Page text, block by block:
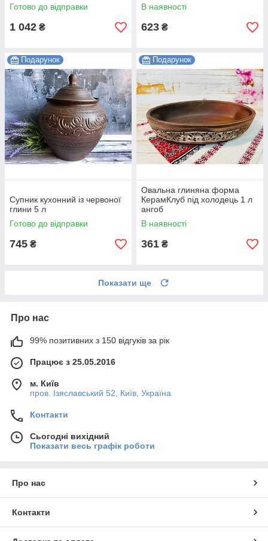
Готово до відправки
1 042 ₴
В наявності
623 ₴
Подарунок
Супник кухонний із червоної
глини 5 л
Готово до відправки
745 ₴
Подарунок
Овальна глиняна форма
КерамКлуб під холодець 1 л
ангоб
В наявності
361 ₴
Показати ще
Про нас
99% позитивних з 150 відгуків за рік
Працює з 25.05.2016
м. Київ
пров. Ізяславський 52, Київ, Україна
Контакти
Сьогодні вихідний
Показати весь графік роботи
Про нас
Контакти